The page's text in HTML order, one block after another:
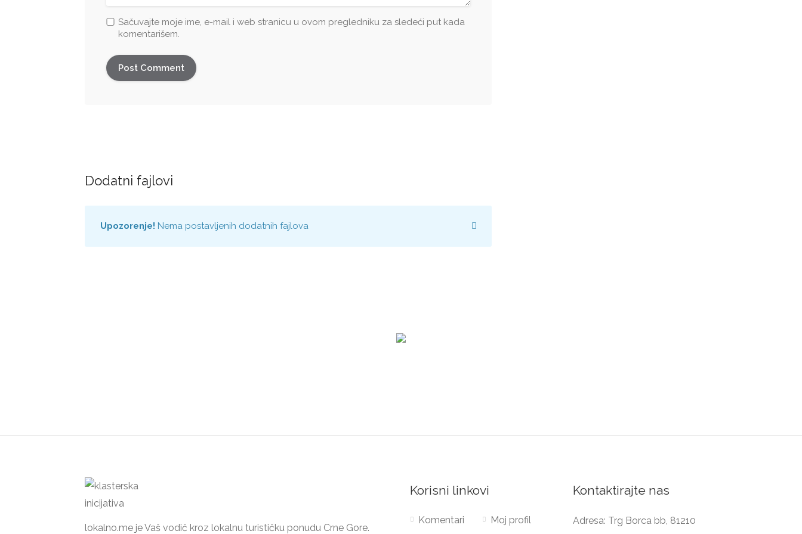
Sačuvajte moje ime, e-mail i web stranicu u ovom pregledniku za sledeći put kada
komentarišem.
Dodatni fajlovi
Upozorenje! Nema postavljenih dodatnih fajlova
lokalno.me je Vaš vodič kroz lokalnu turističku ponudu Crne Gore.
Korisni linkovi
Komentari Moj profil
Kontaktirajte nas
Adresa: Trg Borca bb, 81210